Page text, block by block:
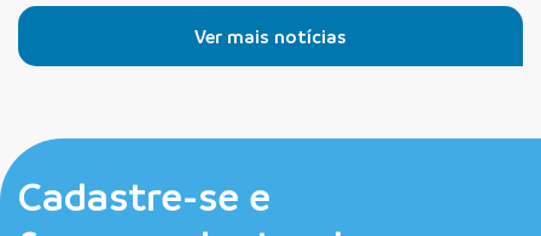
Ver mais notícias
Cadastre-se e